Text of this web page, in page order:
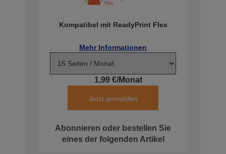
Kompatibel mit ReadyPrint Flex
Mehr Informationen
1,99 €/Monat
Jetzt anmelden
Abonnieren oder bestellen Sie
eines der folgenden Artikel